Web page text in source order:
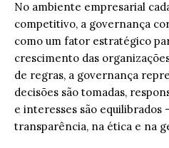
No ambiente empresarial
competitivo, a governança
como um fator estratégico
crescimento das
de regras, a governança
decisões são tomadas,
e interesses são
transparência, na ética e na